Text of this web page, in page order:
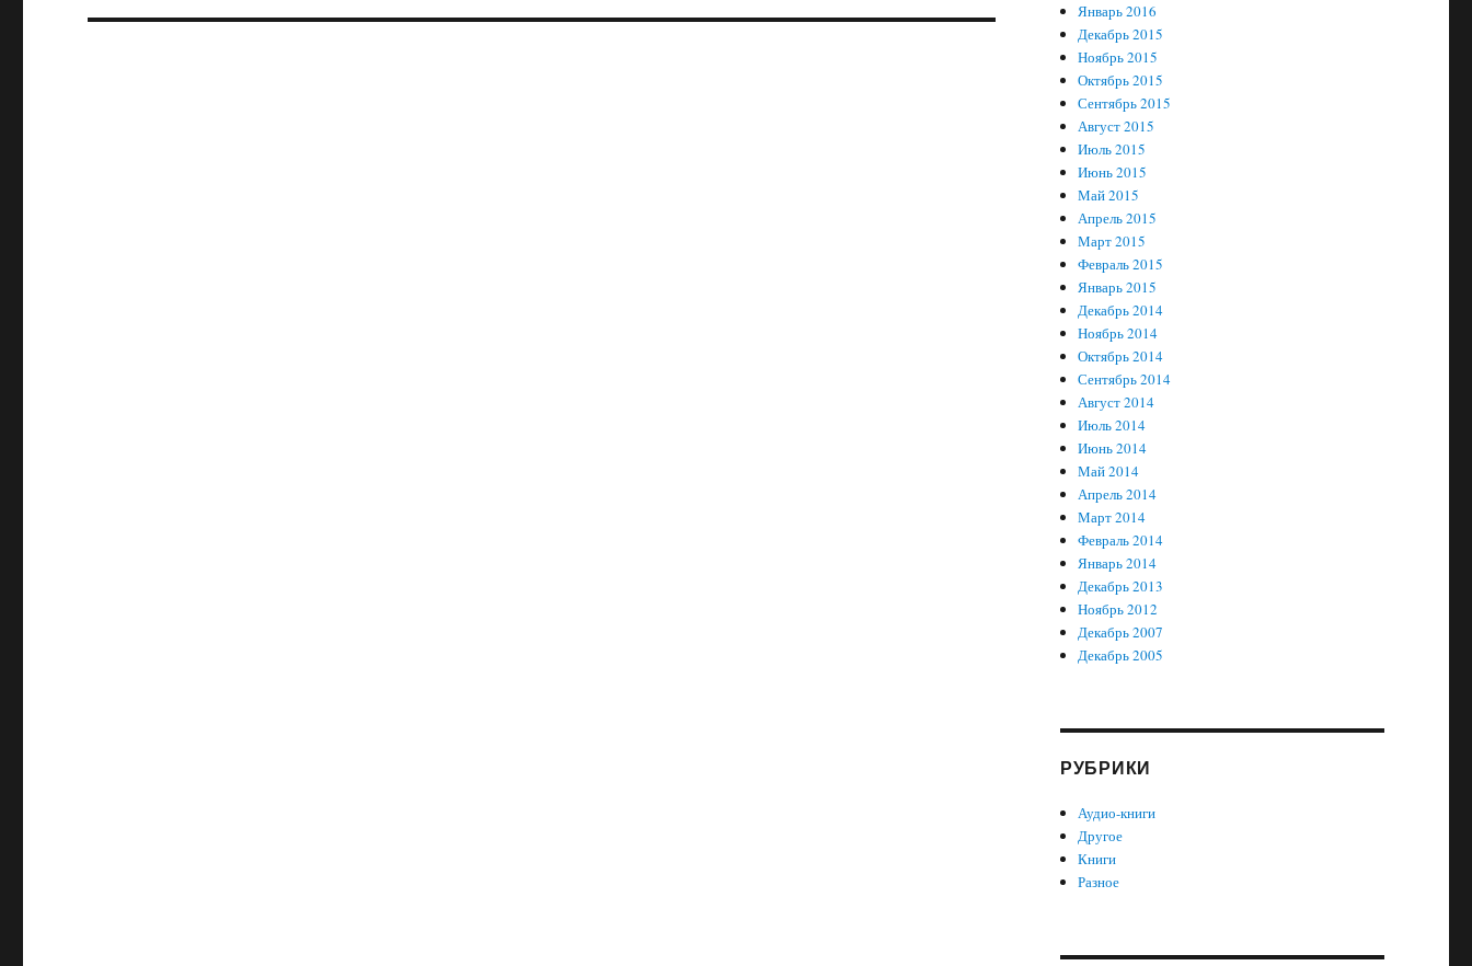
Январь 2016
Декабрь 2015
Ноябрь 2015
Октябрь 2015
Сентябрь 2015
Август 2015
Июль 2015
Июнь 2015
Май 2015
Апрель 2015
Март 2015
Февраль 2015
Январь 2015
Декабрь 2014
Ноябрь 2014
Октябрь 2014
Сентябрь 2014
Август 2014
Июль 2014
Июнь 2014
Май 2014
Апрель 2014
Март 2014
Февраль 2014
Январь 2014
Декабрь 2013
Ноябрь 2012
Декабрь 2007
Декабрь 2005
РУБРИКИ
Аудио-книги
Другое
Книги
Разное